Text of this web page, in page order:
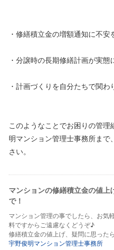
・修繕積立金の増額通知に不安
・分譲時の長期修繕計画が実
・計画づくりを自分たちで関わ
このようなことでお困りの管
明マンション管理士事務所ま
さい。
マンションの修繕積立金の値上
で！
マンション管理の事でしたら、お気
料ですからご遠慮なくどうぞ♪
修繕積立金の値上げ、疑問に思った
宇野俊明マンション管理士事務所